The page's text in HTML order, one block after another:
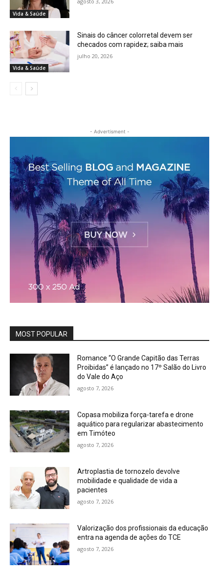
Vida & Saúde
Vida & Saúde
Sinais do câncer colorretal devem ser
checados com rapidez; saiba mais
julho 20, 2026
- Advertisment -
MOST POPULAR
Romance “O Grande Capitão das Terras
Proibidas” é lançado no 17º Salão do Livro
do Vale do Aço
agosto 7, 2026
Copasa mobiliza força-tarefa e drone
aquático para regularizar abastecimento
em Timóteo
agosto 7, 2026
Artroplastia de tornozelo devolve
mobilidade e qualidade de vida a
pacientes
agosto 7, 2026
Valorização dos profissionais da educação
entra na agenda de ações do TCE
agosto 7, 2026